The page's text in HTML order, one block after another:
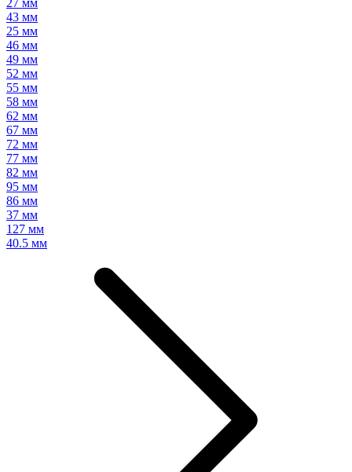
27 мм
43 мм
25 мм
46 мм
49 мм
52 мм
55 мм
58 мм
62 мм
67 мм
72 мм
77 мм
82 мм
95 мм
86 мм
37 мм
127 мм
40.5 мм